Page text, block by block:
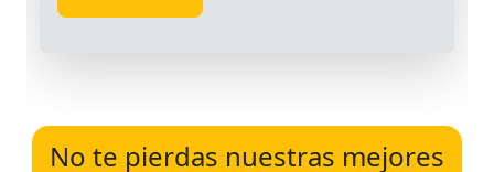
No te pierdas nuestras mejores